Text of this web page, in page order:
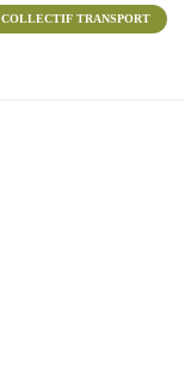
COLLECTIF TRANSPORT